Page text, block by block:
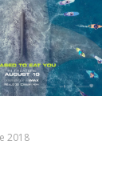
2018